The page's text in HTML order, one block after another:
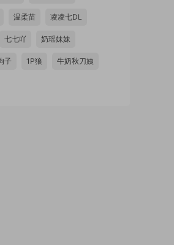
温柔苗 凌凌七DL
七七吖 奶瑶妹妹
子 1P狼 牛奶秋刀姨